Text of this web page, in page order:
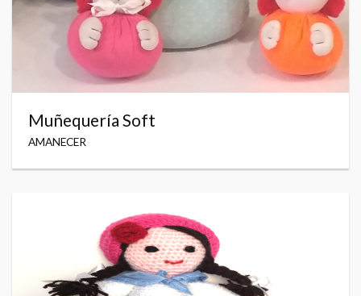
Muñequería Soft
AMANECER